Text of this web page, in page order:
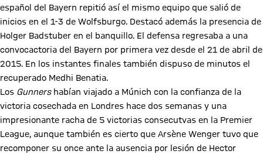
español del Bayern repitió así el mismo equipo que salió de
inicios en el 1-3 de Wolfsburgo. Destacó además la presencia de
Holger Badstuber en el banquillo. El defensa regresaba a una
convocactoria del Bayern por primera vez desde el 21 de abril de
2015. En los instantes finales también dispuso de minutos el
recuperado Medhi Benatia.
Los Gunnershabían viajado a Múnich con la confianza de la
victoria cosechada en Londres hace dos semanas y una
impresionante racha de 5 victorias consecutvas en la Premier
League, aunque también es cierto que Arsène Wenger tuvo que
recomponer su once ante la ausencia por lesión de Hector